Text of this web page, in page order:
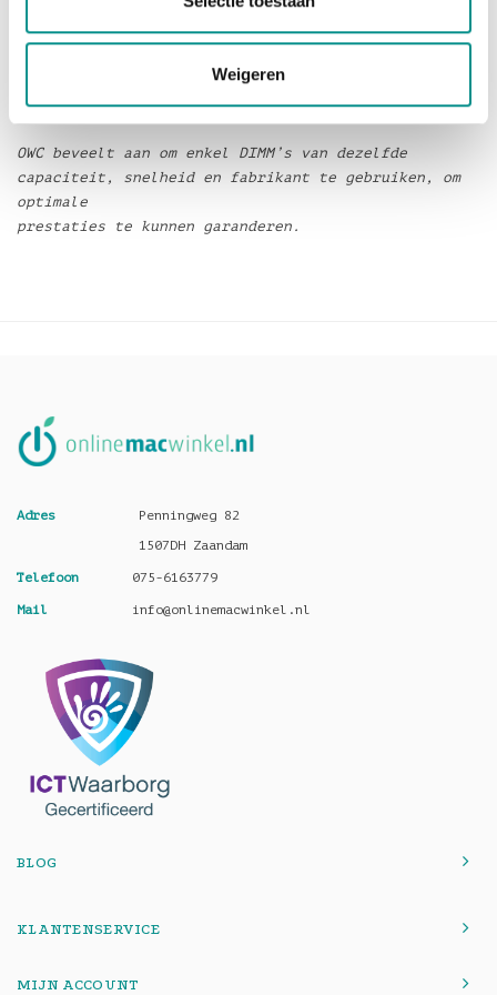
Weigeren
voor
Art nummer: OWC2666DDR4S32P
OWC beveelt aan om enkel DIMM’s van dezelfde
capaciteit, snelheid en fabrikant te gebruiken, om
optimale
prestaties te kunnen garanderen.
Adres
Penningweg 82
1507DH Zaandam
Telefoon 075-6163779
Mail info@onlinemacwinkel.nl
BLOG
KLANTENSERVICE
MIJN ACCOUNT